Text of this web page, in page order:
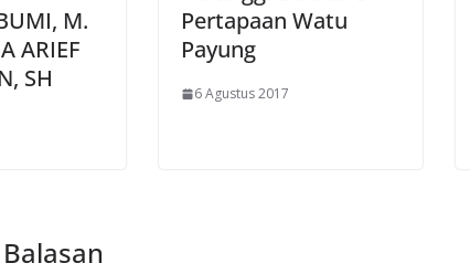
M.
ARIEF
SH
Pertapaan Watu
Payung
6 Agustus 2017